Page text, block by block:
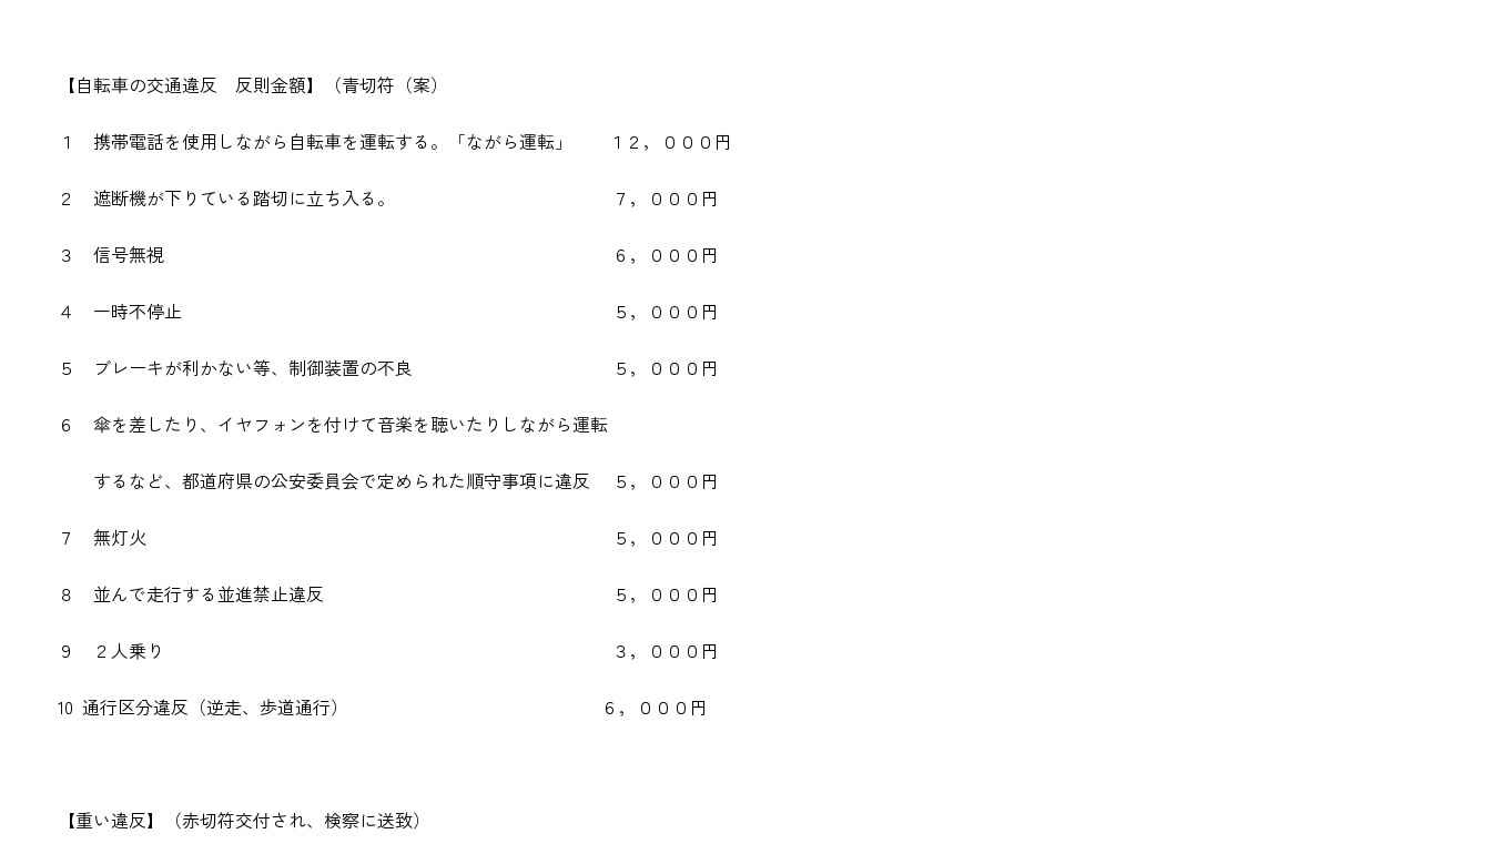
【自転車の交通違反 反則金額】（青切符（案）
１ 携帯電話を使用しながら自転車を運転する。「ながら運転」 １２，０００円
２ 遮断機が下りている踏切に立ち入る。 ７，０００円
３ 信号無視 ６，０００円
４ 一時不停止 ５，０００円
５ ブレーキが利かない等、制御装置の不良 ５，０００円
６ 傘を差したり、イヤフォンを付けて音楽を聴いたりしながら運転
するなど、都道府県の公安委員会で定められた順守事項に違反 ５，０００円
７ 無灯火 ５，０００円
８ 並んで走行する並進禁止違反 ５，０００円
９ ２人乗り ３，０００円
10 通行区分違反（逆走、歩道通行） ６，０００円
【重い違反】（赤切符交付され、検察に送致）